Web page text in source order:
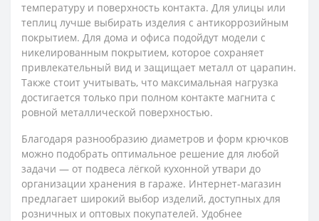
температуру и поверхность контакта. Для улицы или
теплиц лучше выбирать изделия с антикоррозийным
покрытием. Для дома и офиса подойдут модели с
никелированным покрытием, которое сохраняет
привлекательный вид и защищает металл от царапин.
Также стоит учитывать, что максимальная нагрузка
достигается только при полном контакте магнита с
ровной металлической поверхностью.
Благодаря разнообразию диаметров и форм крючков
можно подобрать оптимальное решение для любой
задачи — от подвеса лёгкой кухонной утвари до
организации хранения в гараже. Интернет-магазин
предлагает широкий выбор изделий, доступных для
розничных и оптовых покупателей. Удобнее